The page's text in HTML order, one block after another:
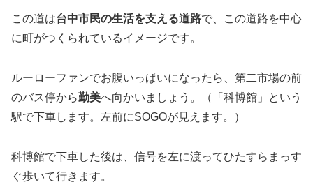
この道は台中市民の生活を支える道路で、この道路を中心
に町がつくられているイメージです。
ルーローファンでお腹いっぱいになったら、第二市場の前
のバス停から勤美へ向かいましょう。（「科博館」という
駅で下車します。左前にSOGOが見えます。）
科博館で下車した後は、信号を左に渡ってひたすらまっす
ぐ歩いて行きます。